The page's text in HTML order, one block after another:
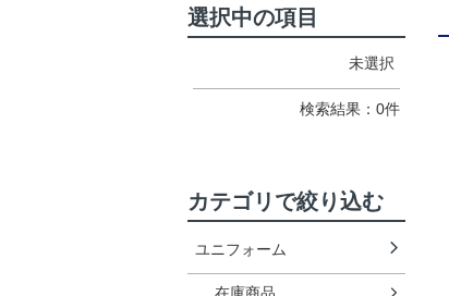
選択中の項目
未選択
検索結果：0件
カテゴリで絞り込む
ユニフォーム